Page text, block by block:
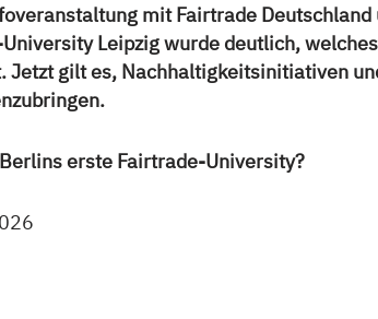
mit Fairtrade Deutschland
Leipzig wurde deutlich,
Jetzt gilt es, Nachhaltigkeitsinitiativen
erste Fairtrade-University?